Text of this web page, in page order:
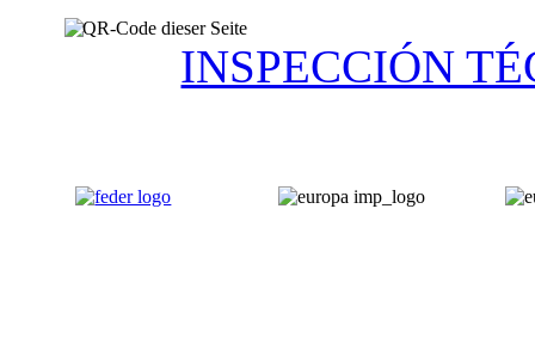
INSPECCIÓN